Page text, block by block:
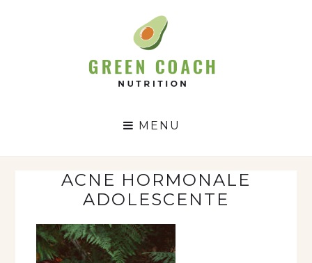
GCN
MENU
ACNE HORMONALE
ADOLESCENTE